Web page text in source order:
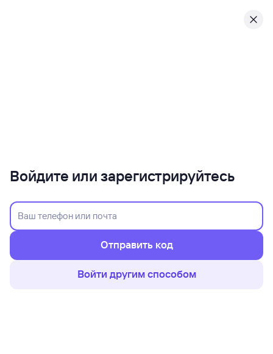
Войдите или зарегистрируйтесь
Отправить код
Войти другим способом